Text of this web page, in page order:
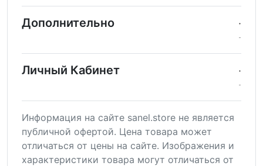
Дополнительно
Личный Кабинет
Информация на сайте sanel.store не является
публичной офертой. Цена товара может
отличаться от цены на сайте. Изображения и
характеристики товара могут отличаться от